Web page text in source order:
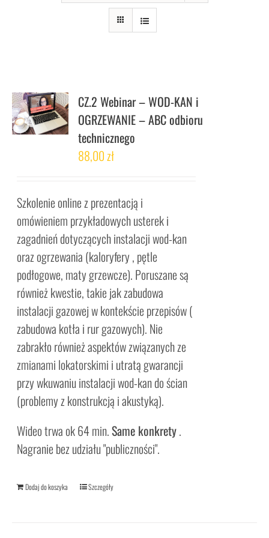
CZ.2 Webinar – WOD-KAN i
OGRZEWANIE – ABC odbioru
technicznego
88,00zł
Szkolenie online z prezentacją i
omówieniem przykładowych usterek i
zagadnień dotyczących instalacji wod-kan
oraz ogrzewania (kaloryfery , pętle
podłogowe, maty grzewcze). Poruszane są
również kwestie, takie jak zabudowa
instalacji gazowej w kontekście przepisów (
zabudowa kotła i rur gazowych). Nie
zabrakło również aspektów związanych ze
zmianami lokatorskimi i utratą gwarancji
przy wkuwaniu instalacji wod-kan do ścian
(problemy z konstrukcją i akustyką).
Wideo trwa ok 64 min.Same konkrety.
Nagranie bez udziału "publiczności".
Dodaj do koszyka Szczegóły